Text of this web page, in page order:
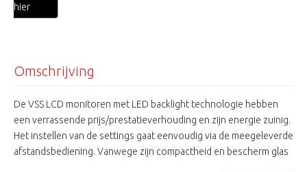
hier
Omschrijving
De VSS LCD monitoren met LED backlight technologie hebben
een verrassende prijs/prestatieverhouding en zijn energie zuinig.
Het instellen van de settings gaat eenvoudig via de meegeleverde
afstandsbediening. Vanwege zijn compactheid en bescherm glas